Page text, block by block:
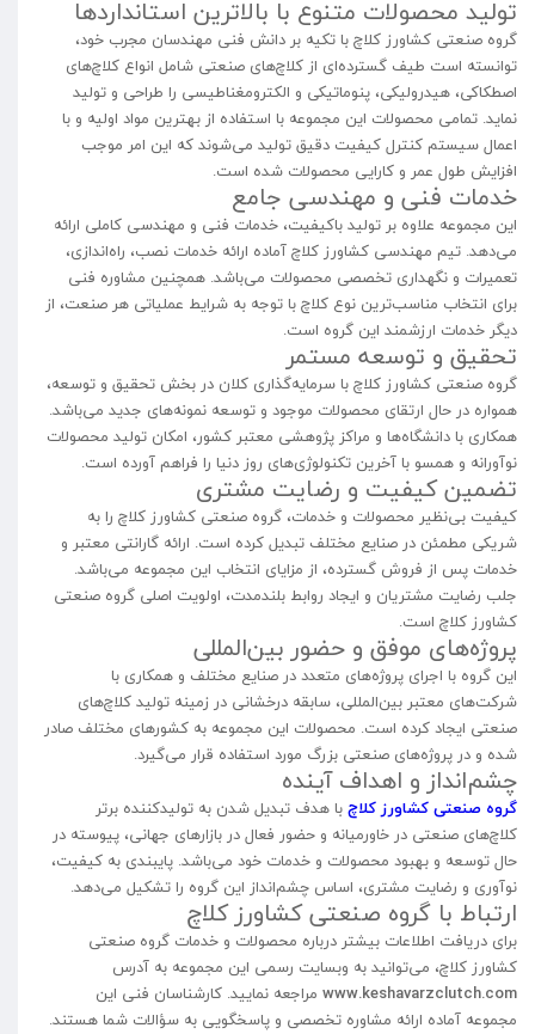
تولید محصولات متنوع با بالاترین استانداردها
گروه صنعتی کشاورز کلاچ با تکیه بر دانش فنی مهندسان مجرب خود،
توانسته است طیف گسترده‌ای از کلاچ‌های صنعتی شامل انواع کلاچ‌های
اصطکاکی، هیدرولیکی، پنوماتیکی و الکترومغناطیسی را طراحی و تولید
نماید. تمامی محصولات این مجموعه با استفاده از بهترین مواد اولیه و با
اعمال سیستم کنترل کیفیت دقیق تولید می‌شوند که این امر موجب
افزایش طول عمر و کارایی محصولات شده است.
خدمات فنی و مهندسی جامع
این مجموعه علاوه بر تولید باکیفیت، خدمات فنی و مهندسی کاملی ارائه
می‌دهد. تیم مهندسی کشاورز کلاچ آماده ارائه خدمات نصب، راه‌اندازی،
تعمیرات و نگهداری تخصصی محصولات می‌باشد. همچنین مشاوره فنی
برای انتخاب مناسب‌ترین نوع کلاچ با توجه به شرایط عملیاتی هر صنعت، از
دیگر خدمات ارزشمند این گروه است.
تحقیق و توسعه مستمر
گروه صنعتی کشاورز کلاچ با سرمایه‌گذاری کلان در بخش تحقیق و توسعه،
همواره در حال ارتقای محصولات موجود و توسعه نمونه‌های جدید می‌باشد.
همکاری با دانشگاه‌ها و مراکز پژوهشی معتبر کشور، امکان تولید محصولات
نوآورانه و همسو با آخرین تکنولوژی‌های روز دنیا را فراهم آورده است.
تضمین کیفیت و رضایت مشتری
کیفیت بی‌نظیر محصولات و خدمات، گروه صنعتی کشاورز کلاچ را به
شریکی مطمئن در صنایع مختلف تبدیل کرده است. ارائه گارانتی معتبر و
خدمات پس از فروش گسترده، از مزایای انتخاب این مجموعه می‌باشد.
جلب رضایت مشتریان و ایجاد روابط بلندمدت، اولویت اصلی گروه صنعتی
کشاورز کلاچ است.
پروژه‌های موفق و حضور بین‌المللی
این گروه با اجرای پروژه‌های متعدد در صنایع مختلف و همکاری با
شرکت‌های معتبر بین‌المللی، سابقه درخشانی در زمینه تولید کلاچ‌های
صنعتی ایجاد کرده است. محصولات این مجموعه به کشورهای مختلف صادر
شده و در پروژه‌های صنعتی بزرگ مورد استفاده قرار می‌گیرد.
چشم‌انداز و اهداف آینده
گروه صنعتی کشاورز کلاچبا هدف تبدیل شدن به تولیدکننده برتر
کلاچ‌های صنعتی در خاورمیانه و حضور فعال در بازارهای جهانی، پیوسته در
حال توسعه و بهبود محصولات و خدمات خود می‌باشد. پایبندی به کیفیت،
نوآوری و رضایت مشتری، اساس چشم‌انداز این گروه را تشکیل می‌دهد.
ارتباط با گروه صنعتی کشاورز کلاچ
برای دریافت اطلاعات بیشتر درباره محصولات و خدمات گروه صنعتی
کشاورز کلاچ، می‌توانید به وبسایت رسمی این مجموعه به آدرس
www.keshavarzclutch.com مراجعه نمایید. کارشناسان فنی این
مجموعه آماده ارائه مشاوره تخصصی و پاسخگویی به سؤالات شما هستند.